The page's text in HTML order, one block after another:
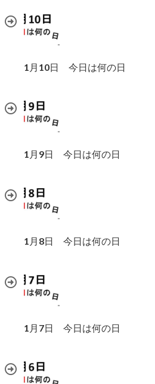
1月10日 今日は何の日
1月9日 今日は何の日
1月8日 今日は何の日
1月7日 今日は何の日